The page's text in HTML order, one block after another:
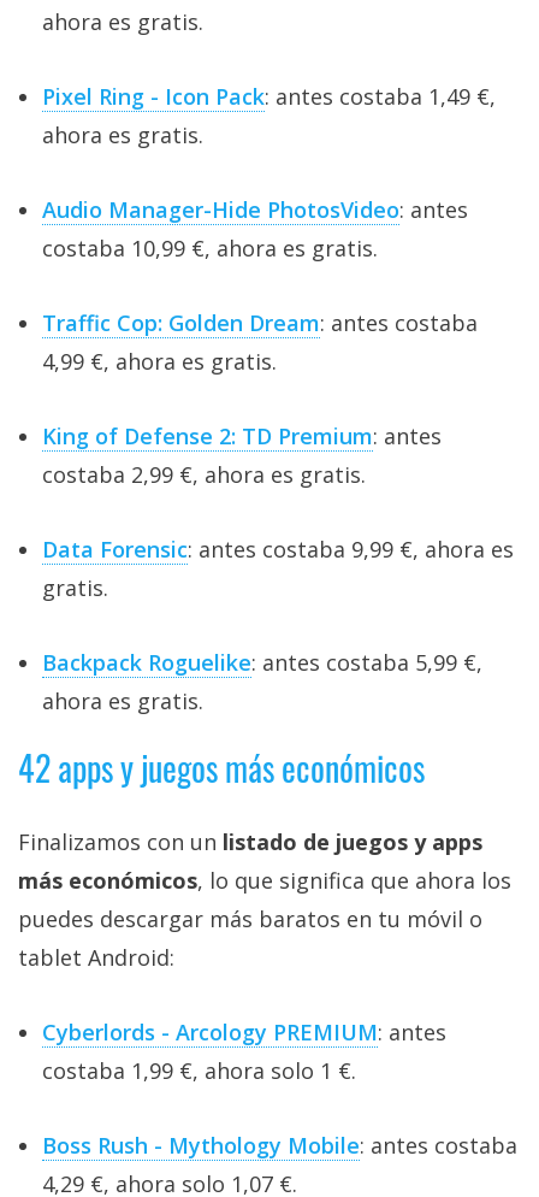
ahora es gratis.
Pixel Ring - Icon Pack: antes costaba 1,49 €,
ahora es gratis.
Audio Manager-Hide PhotosVideo: antes
costaba 10,99 €, ahora es gratis.
Traffic Cop: Golden Dream: antes costaba
4,99 €, ahora es gratis.
King of Defense 2: TD Premium: antes
costaba 2,99 €, ahora es gratis.
Data Forensic: antes costaba 9,99 €, ahora es
gratis.
Backpack Roguelike: antes costaba 5,99 €,
ahora es gratis.
42 apps y juegos más económicos
Finalizamos con un listado de juegos y apps
más económicos, lo que significa que ahora los
puedes descargar más baratos en tu móvil o
tablet Android:
Cyberlords - Arcology PREMIUM: antes
costaba 1,99 €, ahora solo 1 €.
Boss Rush - Mythology Mobile: antes costaba
4,29 €, ahora solo 1,07 €.